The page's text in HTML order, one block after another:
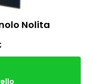
Nolita